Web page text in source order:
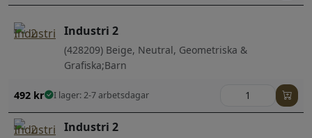
Industri 2
(428209) Beige, Neutral, Geometriska &
Grafiska;Barn
492 kr I lager: 2-7 arbetsdagar
Industri 2